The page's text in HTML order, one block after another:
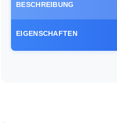
BESCHREIBUNG
EIGENSCHAFTEN